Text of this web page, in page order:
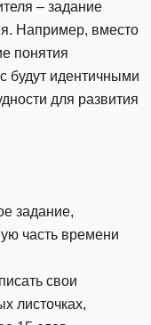
– задание
Например, вместо
понятия
будут идентичными
для развития
задание,
часть времени
свои
листочках,